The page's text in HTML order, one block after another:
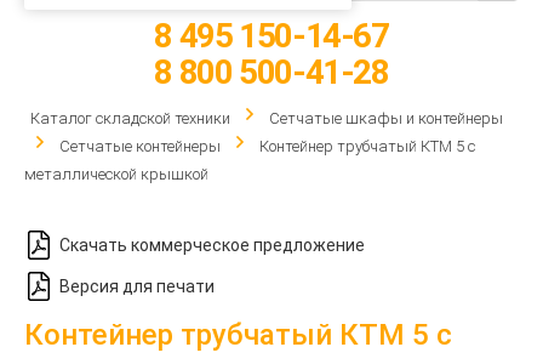
8 495 150-14-67
8 800 500-41-28
Каталог складской техники
Сетчатые шкафы и контейнеры
Сетчатые контейнеры
Контейнер трубчатый КТМ 5 с
металлической крышкой
Скачать коммерческое предложение
Версия для печати
Контейнер трубчатый КТМ 5 с